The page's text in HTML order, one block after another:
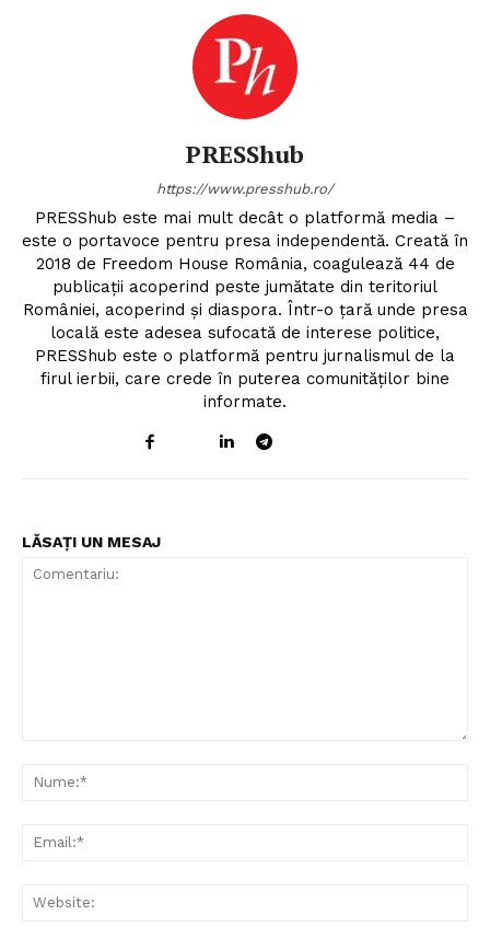
PRESShub
https://www.presshub.ro/
PRESShub este mai mult decât o platformă media –
este o portavoce pentru presa independentă. Creată în
2018 de Freedom House România, coagulează 44 de
publicații acoperind peste jumătate din teritoriul
României, acoperind și diaspora. Într-o țară unde presa
locală este adesea sufocată de interese politice,
PRESShub este o platformă pentru jurnalismul de la
firul ierbii, care crede în puterea comunităților bine
informate.
LĂSAȚI UN MESAJ